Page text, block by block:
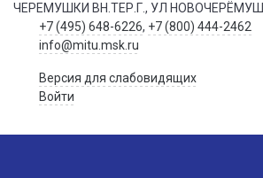
ЧЕРЕМУШКИ ВН.ТЕР.Г., УЛ
+7 (495) 648-6226, +7 (800) 444-2462
info@mitu.msk.ru
Версия для слабовидящих
Войти